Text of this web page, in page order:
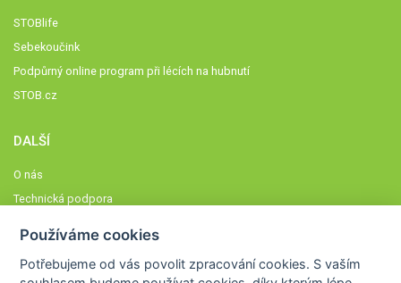
STOBlife
Sebekoučink
Podpůrný online program při lécích na hubnutí
STOB.cz
DALŠÍ
O nás
Technická podpora
Členové STOBklubu
Používáme cookies
Potřebujeme od vás povolit zpracování cookies. S vaším